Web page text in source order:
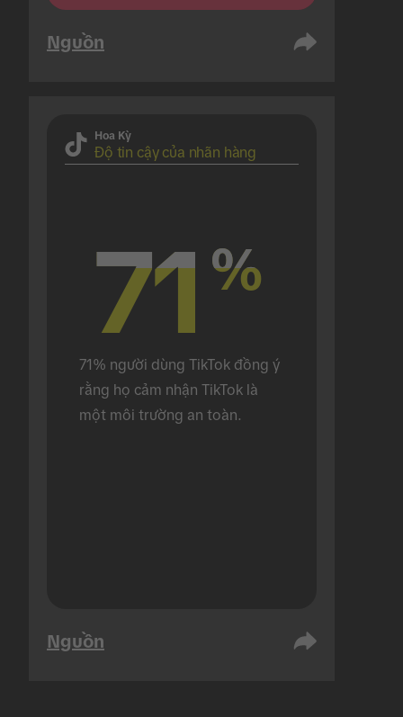
Nguồn
Hoa Kỳ
Độ tin cậy của nhãn hàng
71 %
71 %
71% người dùng TikTok đồng ý
rằng họ cảm nhận TikTok là
một môi trường an toàn.
Nguồn